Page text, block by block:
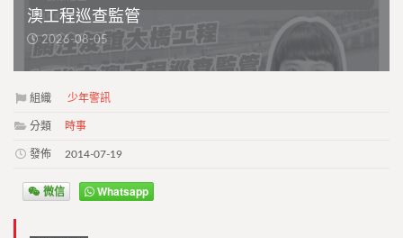
澳工程巡查監管
2026-08-05
組織 少年警訊
分類 時事
發佈 2014-07-19
微信 Whatsapp